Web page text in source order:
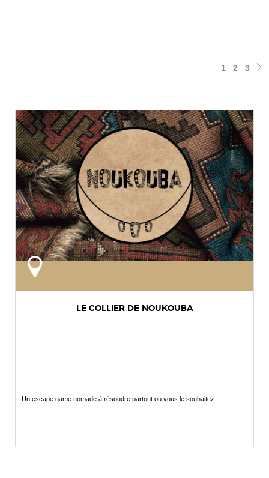
Changez d'avis
1 2 3
LE COLLIER DE NOUKOUBA
Un escape game nomade à résoudre partout où vous le souhaitez